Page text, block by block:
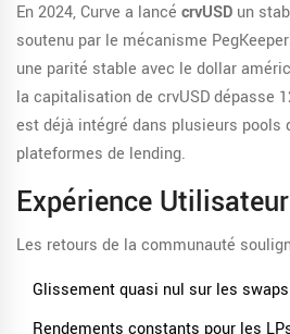
En 2024, Curve a lancé crvUSD un
soutenu par le mécanisme
une parité stable avec le dollar
la capitalisation de crvUSD dépasse
est déjà intégré dans plusieurs pools
plateformes de lending.
Expérience
Les retours de la communauté
Glissement quasi nul sur les
Rendements constants pour les